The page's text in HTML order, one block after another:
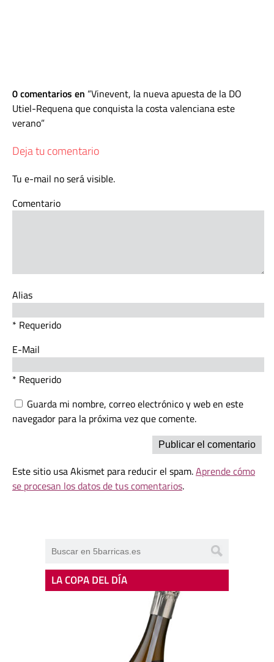
0 comentarios en Vinevent, la nueva apuesta de la DO
Utiel-Requena que conquista la costa valenciana este
verano
Deja tu comentario
Tu e-mail no será visible.
Comentario
Alias
* Requerido
E-Mail
* Requerido
Guarda mi nombre, correo electrónico y web en este
navegador para la próxima vez que comente.
Este sitio usa Akismet para reducir el spam.Aprende cómo
se procesan los datos de tus comentarios.
LA COPA DEL DÍA